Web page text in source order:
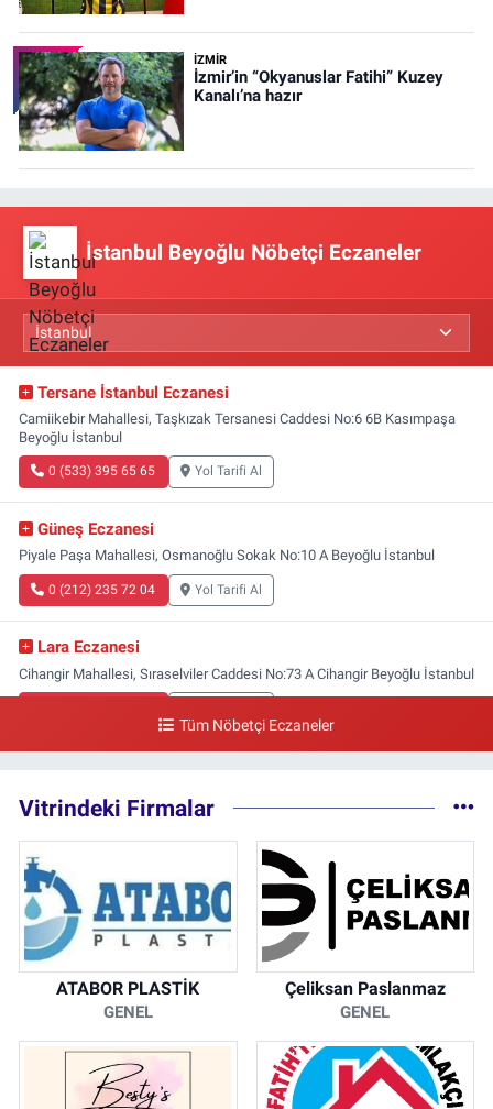
İZMIR
İzmir’in “Okyanuslar Fatihi” Kuzey
Kanalı’na hazır
İstanbul Beyoğlu Nöbetçi Eczaneler
Tersane İstanbul Eczanesi
Camiikebir Mahallesi, Taşkızak Tersanesi Caddesi No:6 6B Kasımpaşa
Beyoğlu İstanbul
0 (533) 395 65 65 Yol Tarifi Al
Güneş Eczanesi
Piyale Paşa Mahallesi, Osmanoğlu Sokak No:10 A Beyoğlu İstanbul
0 (212) 235 72 04 Yol Tarifi Al
Lara Eczanesi
Cihangir Mahallesi, Sıraselviler Caddesi No:73 A Cihangir Beyoğlu İstanbul
Tüm Nöbetçi Eczaneler
Vitrindeki Firmalar
ATABOR PLASTİK
GENEL
Çeliksan Paslanmaz
GENEL